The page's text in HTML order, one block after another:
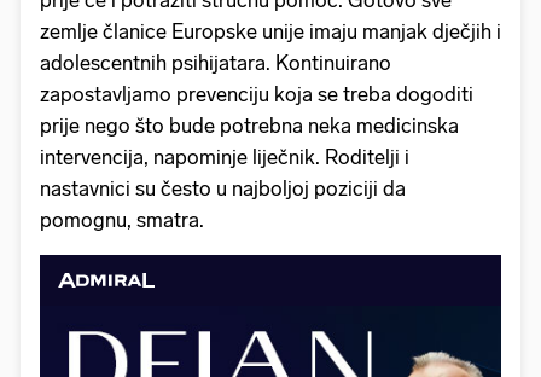
zemlje članice Europske unije imaju manjak dječjih i
adolescentnih psihijatara. Kontinuirano
zapostavljamo prevenciju koja se treba dogoditi
prije nego što bude potrebna neka medicinska
intervencija, napominje liječnik. Roditelji i
nastavnici su često u najboljoj poziciji da
pomognu, smatra.